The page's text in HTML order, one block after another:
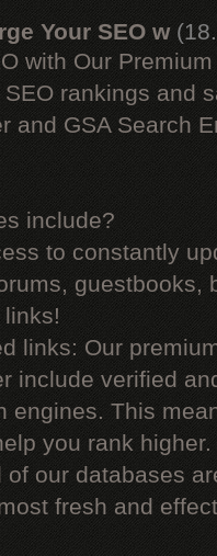
Your SEO w
with Our
rankings and
and GSA Search
include?
to constantly
guestbooks,
links: Our
include verified
engines. This
you rank higher.
of our databases
fresh and